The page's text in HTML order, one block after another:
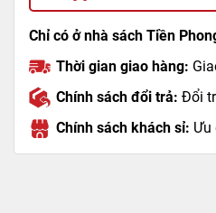
Chỉ có ở nhà sách Tiền
Thời gian giao hàng:
Chính sách đổi trả: Đổi
Chính sách khách sỉ: Ưu